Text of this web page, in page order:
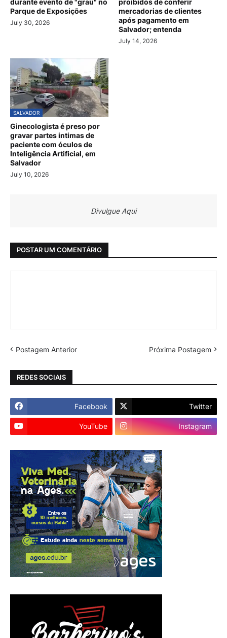
Parque de Exposições
July 30, 2026
mercadorias de clientes
após pagamento em
Salvador; entenda
July 14, 2026
SALVADOR
Ginecologista é preso por
gravar partes intimas de
paciente com óculos de
Inteligência Artificial, em
Salvador
July 10, 2026
Divulgue Aqui
POSTAR UM COMENTÁRIO
Postagem Anterior Próxima Postagem
REDES SOCIAIS
Facebook Twitter
YouTube Instagram